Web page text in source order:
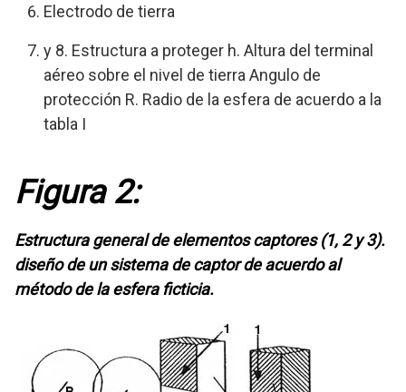
Electrodo de tierra
y 8. Estructura a proteger h. Altura del terminal
aéreo sobre el nivel de tierra Angulo de
protección R. Radio de la esfera de acuerdo a la
tabla I
Figura 2:
Estructura general de elementos captores (1, 2 y 3).
diseño de un sistema de captor de acuerdo al
método de la esfera ficticia.